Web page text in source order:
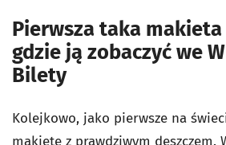
Pierwsza taka
gdzie ją zobaczyć we
Bilety
Kolejkowo, jako pierwsze na
makietę z prawdziwym deszczem.